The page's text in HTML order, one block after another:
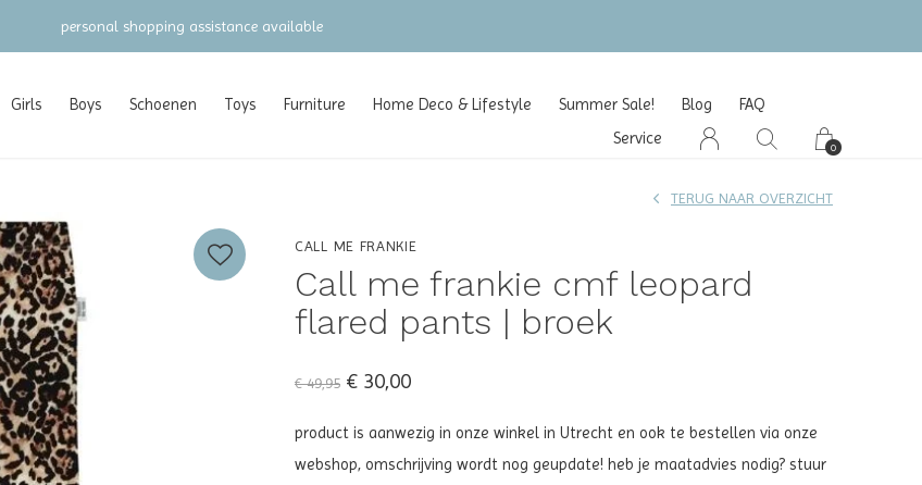
Girls Boys Schoenen Toys Furniture Home Deco & Lifestyle Summer Sale! Blog
FAQ
Service
0
gratis verzending vanaf €100 (NL/BE/DE)
CALL ME FRANKIE
Call me frankie cmf leopard
flared pants | broek
TERUG NAAR OVERZICHT
€ 49,95 € 30,00
product is aanwezig in onze winkel in Utrecht en ook te bestellen via onze
webshop, omschrijving wordt nog geupdate! heb je maatadvies nodig? stuur